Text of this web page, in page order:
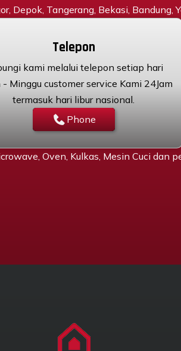
Depok, Tangerang, Bekasi, Bandung,
Telepon
kami melalui telepon setiap hari
Minggu customer service Kami 24Jam
termasuk hari libur nasional.
Phone
Oven, Kulkas, Mesin Cuci